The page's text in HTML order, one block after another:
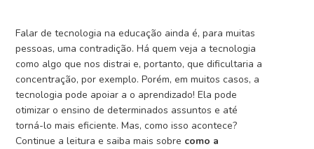
Falar de tecnologia na educação ainda é, para muitas
pessoas, uma contradição. Há quem veja a tecnologia
como algo que nos distrai e, portanto, que dificultaria a
concentração, por exemplo. Porém, em muitos casos, a
tecnologia pode apoiar a o aprendizado! Ela pode
otimizar o ensino de determinados assuntos e até
torná-lo mais eficiente. Mas, como isso acontece?
Continue a leitura e saiba mais sobre como a